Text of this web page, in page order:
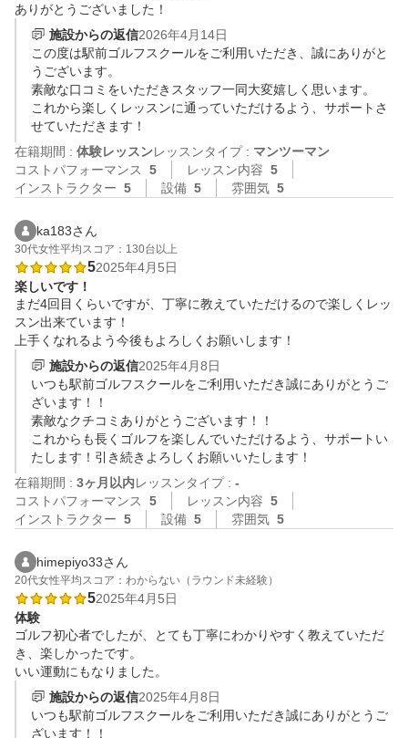
ありがとうございました！
施設からの返信2026年4月14日
この度は駅前ゴルフスクールをご利用いただき、誠にありがと
うございます。
素敵な口コミをいただきスタッフ一同大変嬉しく思います。
これから楽しくレッスンに通っていただけるよう、サポートさ
せていただきます！
在籍期間 : 体験レッスンレッスンタイプ : マンツーマン
コストパフォーマンス
5 レッスン内容 5
インストラクター 5 設備 5 雰囲気 5
ka183さん
30代女性平均スコア：130台以上
52025年4月5日
楽しいです！
まだ4回目くらいですが、丁寧に教えていただけるので楽しくレッ
スン出来ています！
上手くなれるよう今後もよろしくお願いします！
施設からの返信2025年4月8日
いつも駅前ゴルフスクールをご利用いただき誠にありがとうご
ざいます！！
素敵なクチコミありがとうございます！！
これからも長くゴルフを楽しんでいただけるよう、サポートい
たします！引き続きよろしくお願いいたします！
在籍期間 : 3ヶ月以内レッスンタイプ : -
コストパフォーマンス
5 レッスン内容 5
インストラクター 5 設備 5 雰囲気 5
himepiyo33さん
20代女性平均スコア：わからない（ラウンド未経験）
52025年4月5日
体験
ゴルフ初心者でしたが、とても丁寧にわかりやすく教えていただ
き、楽しかったです。
いい運動にもなりました。
施設からの返信2025年4月8日
いつも駅前ゴルフスクールをご利用いただき誠にありがとうご
ざいます！！